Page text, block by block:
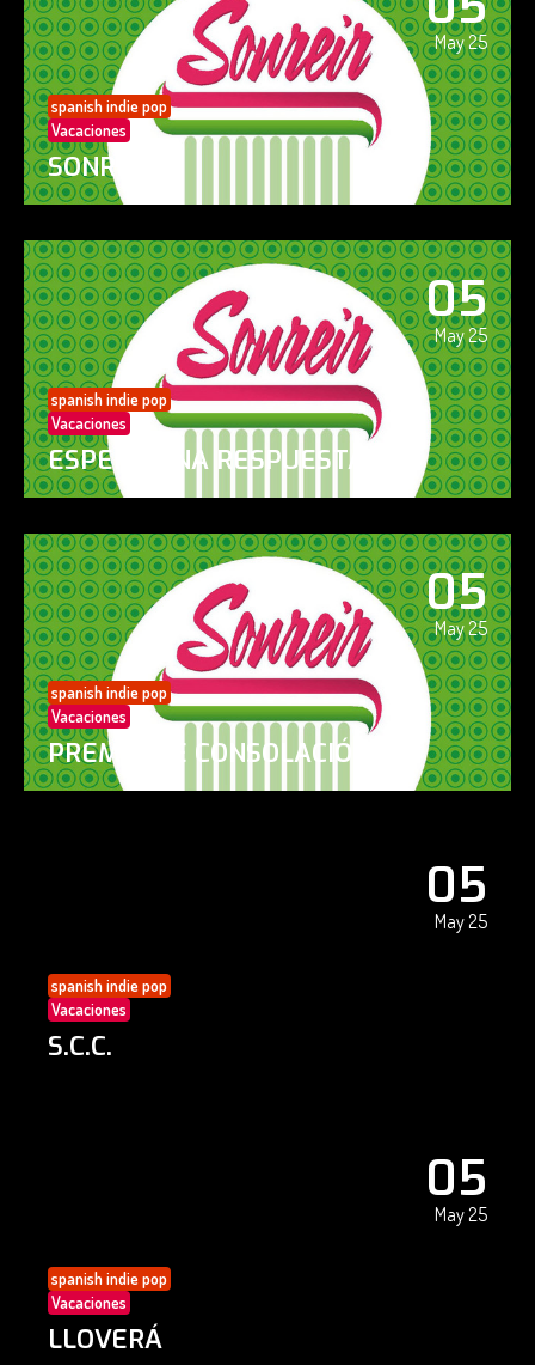
May 25
spanish indie pop
Vacaciones
SONREÍR
05
May 25
spanish indie pop
Vacaciones
ESPERO UNA RESPUESTA
05
May 25
spanish indie pop
Vacaciones
PREMIO DE CONSOLACIÓN
05
May 25
spanish indie pop
Vacaciones
S.C.C.
05
May 25
spanish indie pop
Vacaciones
LLOVERÁ